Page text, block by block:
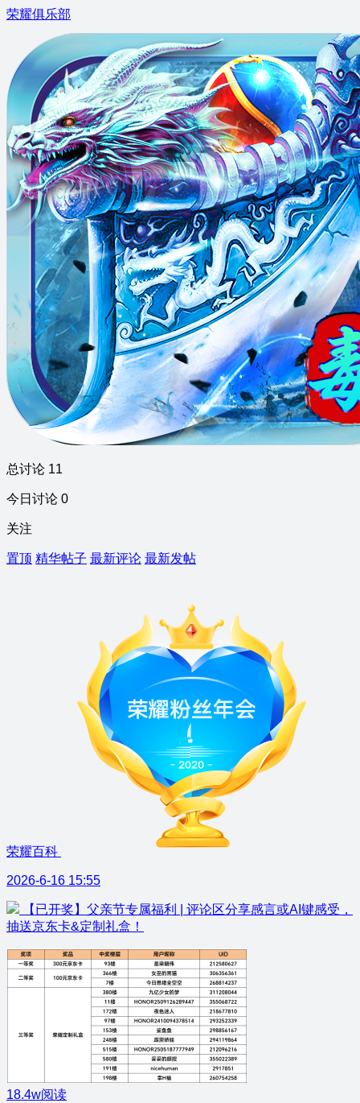
荣耀俱乐部
总讨论 11
今日讨论 0
关注
置顶 精华帖子 最新评论 最新发帖
荣耀百科
2026-6-16 15:55
【已开奖】父亲节专属福利 | 评论区分享感言或AI键感受，
抽送京东卡&定制礼盒！
18.4w阅读